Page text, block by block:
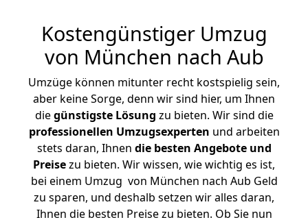
Kostengünstiger Umzug
von München nach Aub
Umzüge können mitunter recht kostspielig sein,
aber keine Sorge, denn wir sind hier, um Ihnen
diegünstigste Lösung zu bieten. Wir sind die
professionellen Umzugsexperten und arbeiten
stets daran, Ihnen die besten Angebote und
Preisezu bieten. Wir wissen, wie wichtig es ist,
bei einem Umzug von München nach Aub Geld
zu sparen, und deshalb setzen wir alles daran,
Ihnen die besten Preise zu bieten. Ob Sie nun